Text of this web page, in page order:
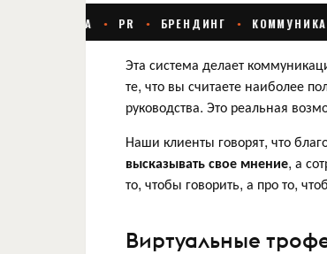
Эта система делает
те, что вы считаете наиболее
руководства. Это реальная
Наши клиенты говорят, что
высказывать свое мнение, а
то, чтобы говорить, а про то,
Виртуальные